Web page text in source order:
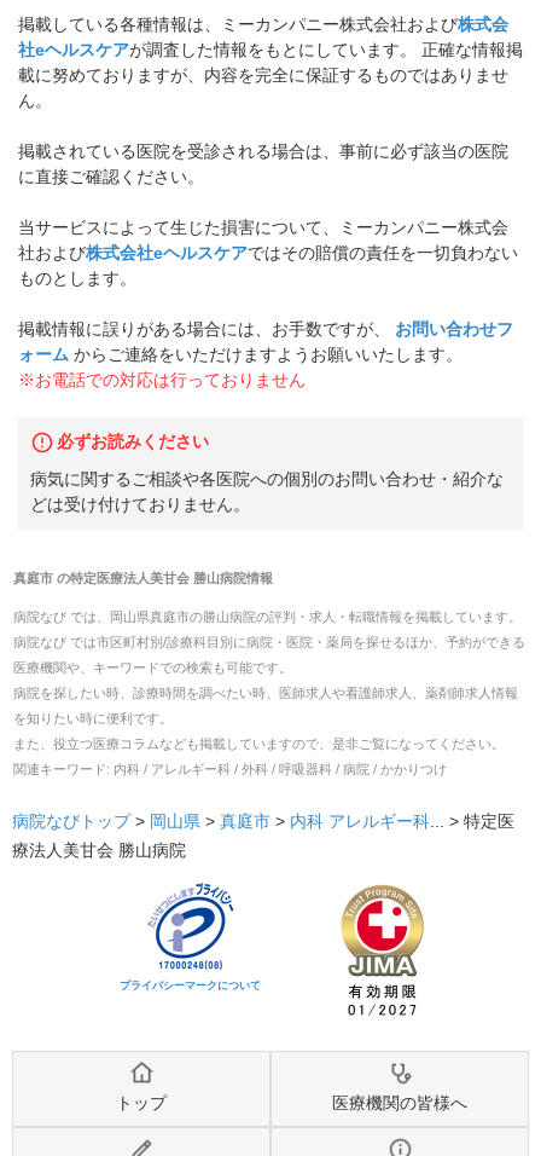
掲載している各種情報は、ミーカンパニー株式会社および株式会
社eヘルスケアが調査した情報をもとにしています。 正確な情報掲
載に努めておりますが、内容を完全に保証するものではありませ
ん。
掲載されている医院を受診される場合は、事前に必ず該当の医院
に直接ご確認ください。
当サービスによって生じた損害について、ミーカンパニー株式会
社および株式会社eヘルスケアではその賠償の責任を一切負わない
ものとします。
掲載情報に誤りがある場合には、お手数ですが、
お問い合わせフ
ォーム からご連絡をいただけますようお願いいたします。
※お電話での対応は行っておりません
必ずお読みください
病気に関するご相談や各医院への個別のお問い合わせ・紹介な
どは受け付けておりません。
真庭市の特定医療法人美甘会 勝山病院情報
病院なび では、 岡山県真庭市の勝山病院の評判・求人・転職情報を掲載しています。
病院なび では市区町村別/診療科目別に病院・医院・薬局を探せるほか、予約ができる
医療機関や、キーワードでの検索も可能です。
病院を探したい時、診療時間を調べたい時、医師求人や看護師求人、薬剤師求人情報
を知りたい時に便利です。
また、役立つ医療コラムなども掲載していますので、是非ご覧になってください。
関連キーワード: 内科 / アレルギー科 / 外科 / 呼吸器科 / 病院 / かかりつけ
病院なびトップ> 岡山県 > 真庭市 > 内科 アレルギー科 ... > 特定医
療法人美甘会 勝山病院
プライバシーマークについて
トップ 医療機関の皆様へ